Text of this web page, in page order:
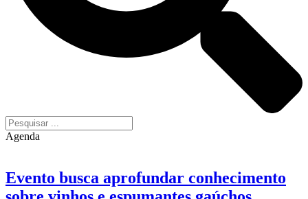
Agenda
Evento busca aprofundar conhecimento